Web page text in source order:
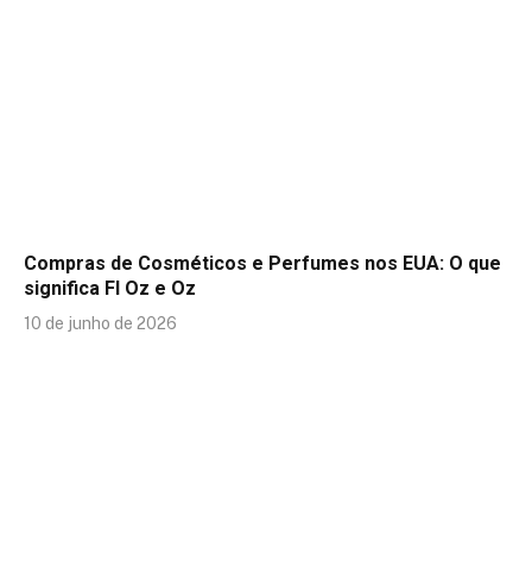
Compras de Cosméticos e Perfumes nos EUA: O que
significa Fl Oz e Oz
10 de junho de 2026